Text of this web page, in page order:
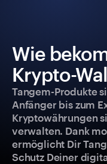
Wie
Krypto-
Tangem-Produkte
Anfänger bis zum
Kryptowährungen
verwalten. Dank
ermöglicht Dir
Schutz Deiner